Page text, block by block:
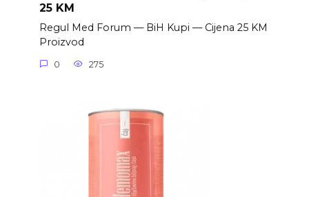
25 KM
Regul Med Forum — BiH Kupi — Cijena 25 KM
Proizvod
0 275